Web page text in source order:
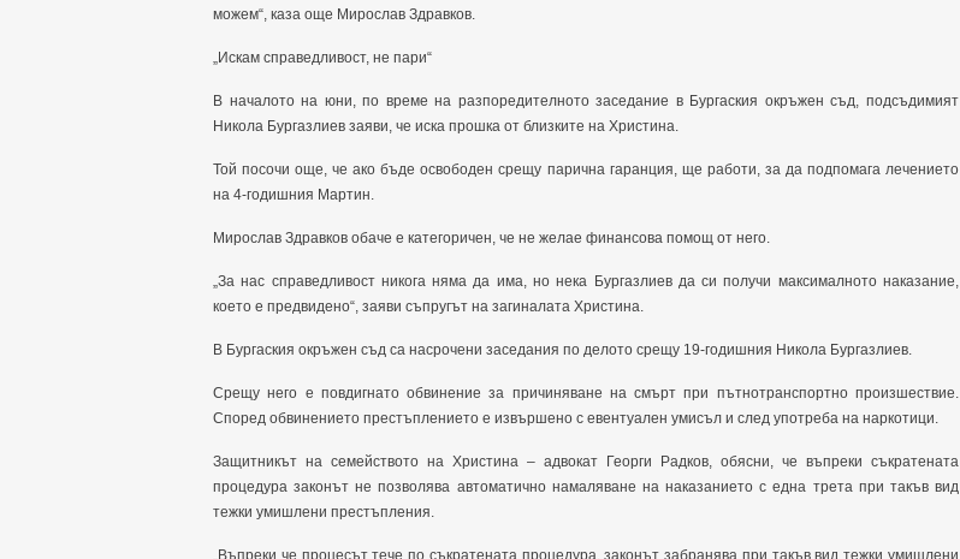
можем“, каза още Мирослав Здравков.
„Искам справедливост, не пари“
В началото на юни, по време на разпоредителното заседание в Бургаския окръжен съд, подсъдимият
Никола Бургазлиев заяви, че иска прошка от близките на Христина.
Той посочи още, че ако бъде освободен срещу парична гаранция, ще работи, за да подпомага лечението
на 4-годишния Мартин.
Мирослав Здравков обаче е категоричен, че не желае финансова помощ от него.
„За нас справедливост никога няма да има, но нека Бургазлиев да си получи максималното наказание,
което е предвидено“, заяви съпругът на загиналата Христина.
В Бургаския окръжен съд са насрочени заседания по делото срещу 19-годишния Никола Бургазлиев.
Срещу него е повдигнато обвинение за причиняване на смърт при пътнотранспортно произшествие.
Според обвинението престъплението е извършено с евентуален умисъл и след употреба на наркотици.
Защитникът на семейството на Христина – адвокат Георги Радков, обясни, че въпреки съкратената
процедура законът не позволява автоматично намаляване на наказанието с една трета при такъв вид
тежки умишлени престъпления.